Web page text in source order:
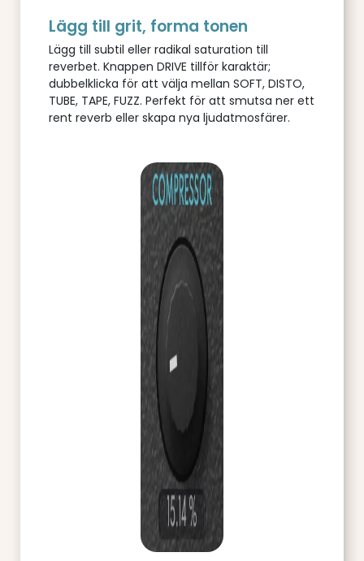
Lägg till grit, forma tonen
Lägg till subtil eller radikal saturation till
reverbet. Knappen DRIVE tillför karaktär;
dubbelklicka för att välja mellan SOFT, DISTO,
TUBE, TAPE, FUZZ. Perfekt för att smutsa ner ett
rent reverb eller skapa nya ljudatmosfärer.